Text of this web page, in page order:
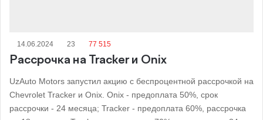
14.06.2024 23 77 515
Рассрочка на Tracker и Onix
UzAuto Motors запустил акцию с беспроцентной рассрочкой на
Chevrolet Tracker и Onix. Onix - предоплата 50%, срок
рассрочки - 24 месяца; Tracker - предоплата 60%, рассрочка